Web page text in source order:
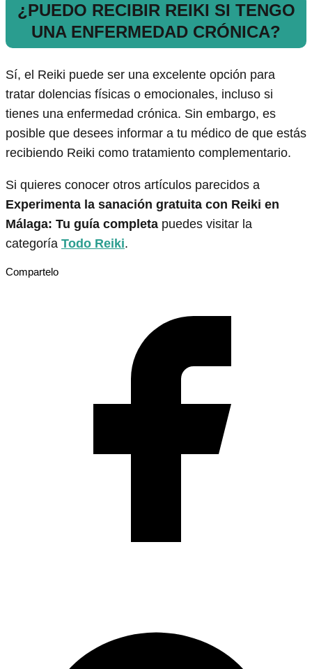
¿PUEDO RECIBIR REIKI SI TENGO
UNA ENFERMEDAD CRÓNICA?
Sí, el Reiki puede ser una excelente opción para
tratar dolencias físicas o emocionales, incluso si
tienes una enfermedad crónica. Sin embargo, es
posible que desees informar a tu médico de que estás
recibiendo Reiki como tratamiento complementario.
Si quieres conocer otros artículos parecidos a
Experimenta la sanación gratuita con Reiki en
Málaga: Tu guía completa puedes visitar la
categoría Todo Reiki.
Compartelo